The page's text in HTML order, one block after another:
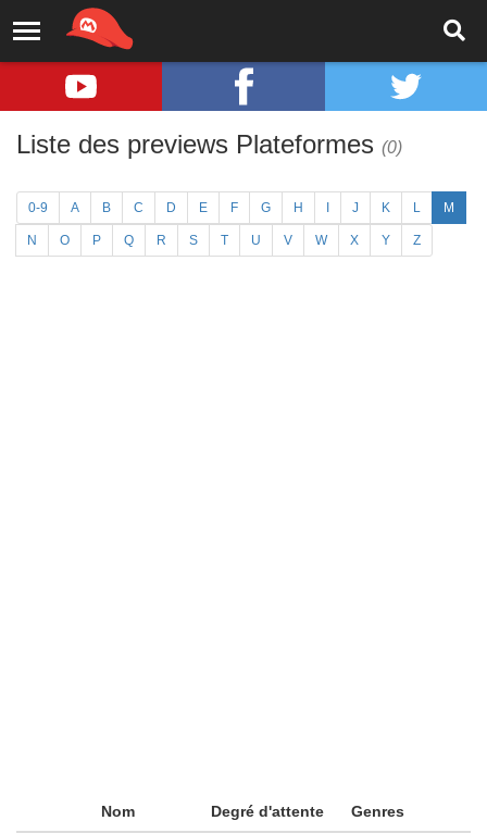
Liste des previews Plateformes (0)
0-9 A B C D E F G H J K L M
N O P Q R S T U V W X Y Z
Nom Degré d'attente Genres